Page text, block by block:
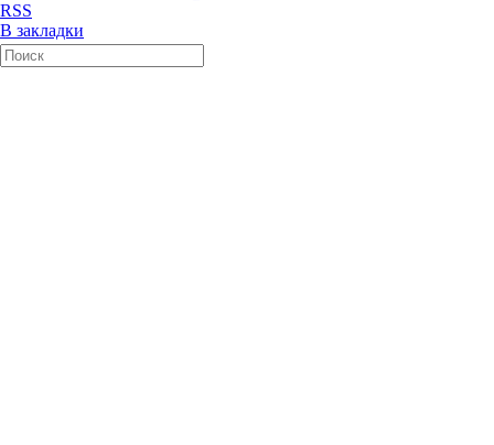
RSS
В закладки